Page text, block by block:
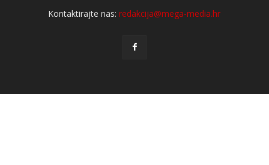
Kontaktirajte nas:redakcija@mega-media.hr